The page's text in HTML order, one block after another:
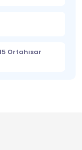
Ortahısar